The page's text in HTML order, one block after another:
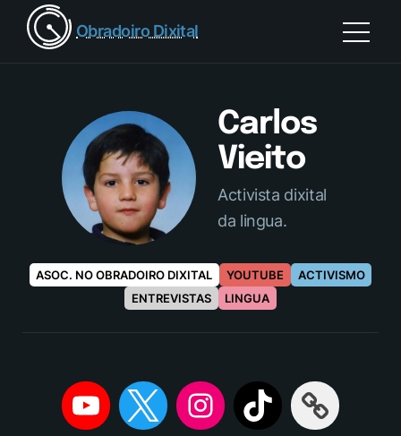
Obradoiro Dixital
Carlos
Vieito
Activista dixital
da lingua.
ASOC. NO OBRADOIRO DIXITAL YOUTUBE
ACTIVISMO
ENTREVISTAS
LINGUA